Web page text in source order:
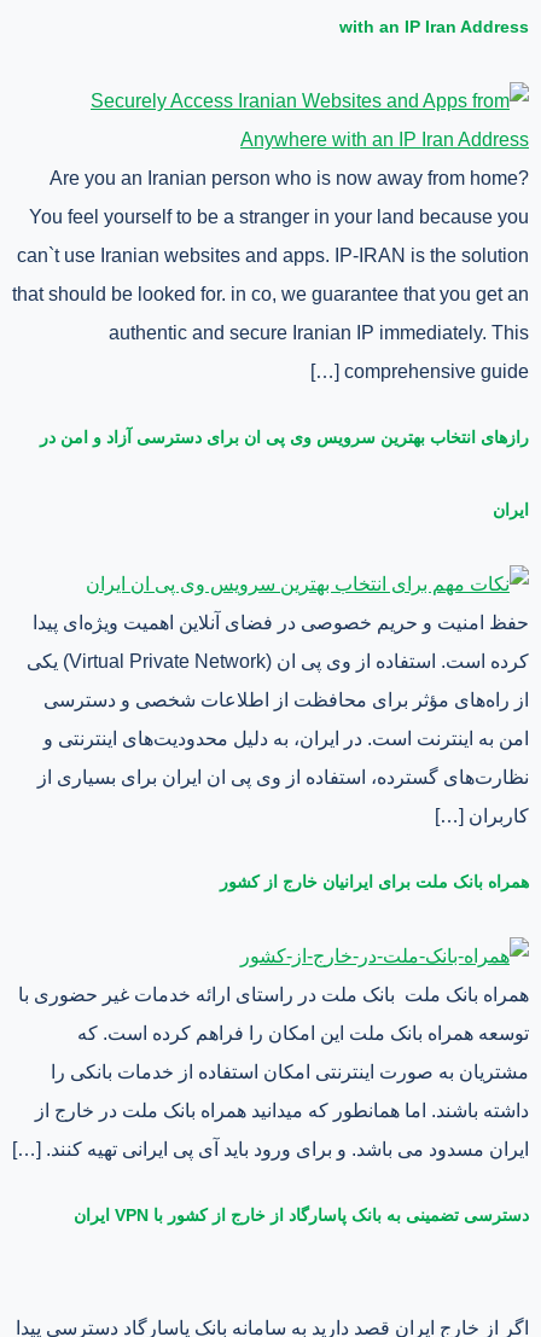
with an IP Iran Address
Are you an Iranian person who is now away from home?
You feel yourself to be a stranger in your land because you
can`t use Iranian websites and apps. IP-IRAN is the solution
that should be looked for. in co, we guarantee that you get an
authentic and secure Iranian IP immediately. This
comprehensive guide […]
رازهای انتخاب بهترین سرویس وی پی ان برای دسترسی آزاد و امن در
ایران
حفظ امنیت و حریم خصوصی در فضای آنلاین اهمیت ویژه‌ای پیدا
کرده است. استفاده از وی پی ان (Virtual Private Network) یکی
از راه‌های مؤثر برای محافظت از اطلاعات شخصی و دسترسی
امن به اینترنت است. در ایران، به دلیل محدودیت‌های اینترنتی و
نظارت‌های گسترده، استفاده از وی پی ان ایران برای بسیاری از
کاربران […]
همراه بانک ملت برای ایرانیان خارج از کشور
همراه بانک ملت بانک ملت در راستای ارائه خدمات غیر حضوری با
توسعه همراه بانک ملت این امکان را فراهم کرده است. که
مشتریان به صورت اینترنتی امکان استفاده از خدمات بانکی را
داشته باشند. اما همانطور که میدانید همراه بانک ملت در خارج از
ایران مسدود می باشد. و برای ورود باید آی پی ایرانی تهیه کنند. […]
دسترسی تضمینی به بانک پاسارگاد از خارج از کشور با VPN ایران
اگر از خارج ایران قصد دارید به سامانه بانک پاسارگاد دسترسی پیدا